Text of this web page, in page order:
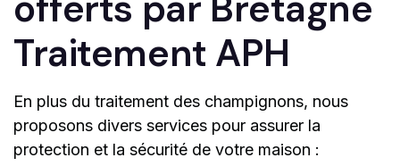
Traitement APH
En plus du traitement des champignons, nous
proposons divers services pour assurer la
protection et la sécurité de votre maison :